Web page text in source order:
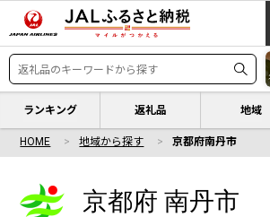
ランキング 返礼品 地域
HOME 地域から探す 京都府南丹市
京都府 南丹市